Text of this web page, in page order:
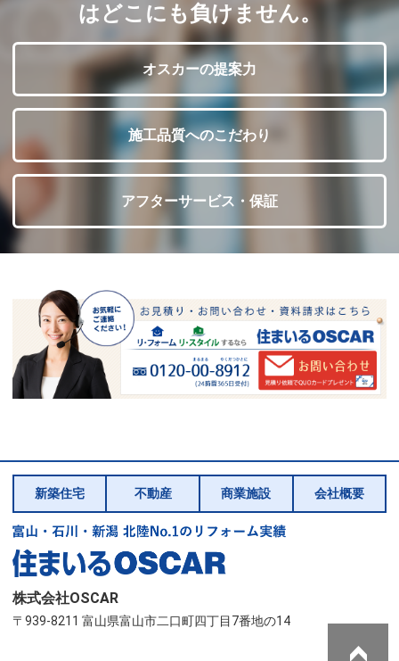
はどこにも負けません。
オスカーの提案力
施工品質へのこだわり
アフターサービス・保証
新築住宅 不動産 商業施設 会社概要
株式会社OSCAR
〒939-8211 富山県富山市二口町四丁目7番地の14